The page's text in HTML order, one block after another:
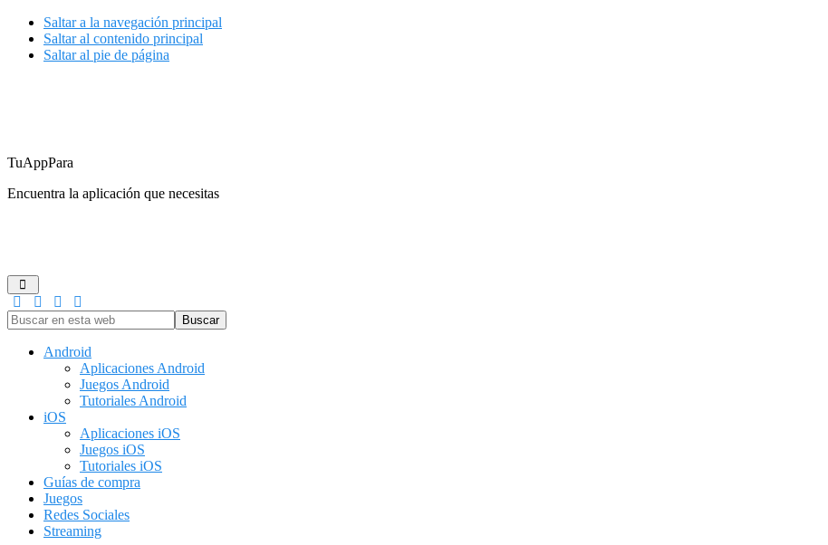
Saltar a la navegación principal
Saltar al contenido principal
Saltar al pie de página
TuAppPara
Encuentra la aplicación que necesitas
Buscar
en
Android
Aplicaciones Android
Juegos Android
Tutoriales Android
iOS
Aplicaciones iOS
Juegos iOS
Tutoriales iOS
Guías de compra
Juegos
Redes Sociales
Streaming